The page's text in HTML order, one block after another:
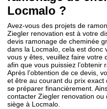
Locmalo ?
Avez-vous des projets de
Ziegler renovation est à votre
devis ramonage de cheminée
dans la Locmalo, cela est donc
vous y êtes, veuillez faire votre
afin que vous puissiez l’obtenir
Après l’obtention de ce devis,
et être au courant du prix exact
se préparer financièrement.
contacter Ziegler renovation
siège à Locmalo.